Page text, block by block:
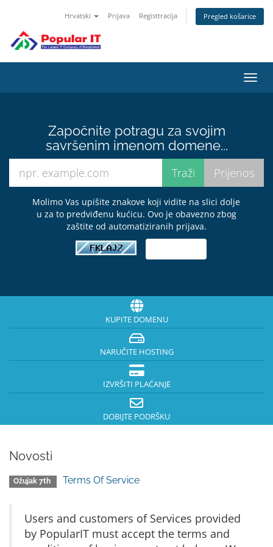
Hrvatski Prijava Registtracija Pregled košarice
Započnite potragu za svojim
savršenim imenom domene...
Molimo Vas upišite znakove koji vidite na slici dolje
u za to predviđenu kućicu. Ovo je obavezno zbog
zaštite od automatiziranih prijava.
KUPITE DOMENU
NARUČITE HOSTING
IZVRŠITI PLAĆANJE
DOBIJTE PODRŠKU
Novosti
Ožujak 7th Terms Of Service
Users and customers of Services provided
by PopularIT must accept the terms and